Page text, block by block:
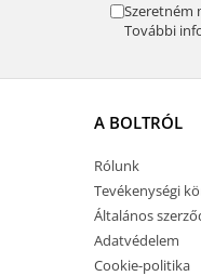
Szeretném
További
A BOLTRÓL
Rólunk
Tevékenységi
Általános
Adatvédelem
Cookie-politika